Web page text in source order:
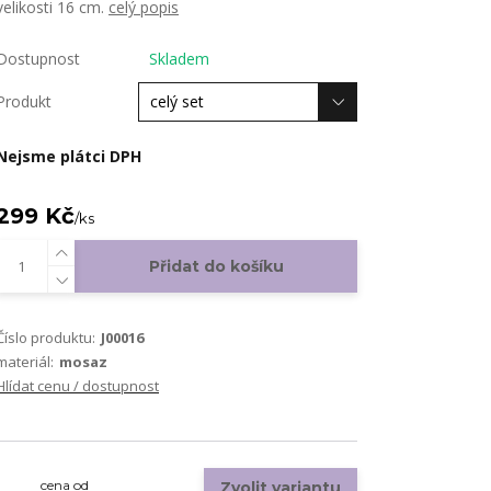
16 cm. celý popis
Skladem
plátci DPH
Kč/ks
Přidat do košíku
produktu: J00016
mosaz
cenu / dostupnost
cena od